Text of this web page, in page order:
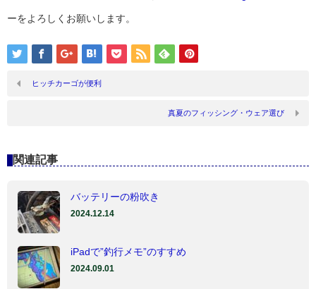
ーをよろしくお願いします。
ヒッチカーゴが便利
真夏のフィッシング・ウェア選び
関連記事
バッテリーの粉吹き
2024.12.14
iPadで”釣行メモ”のすすめ
2024.09.01